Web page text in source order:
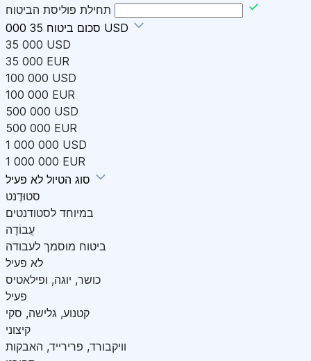
תחילת פוליסת הביטוח
סכום ביטוח 35 000 USD
35 000 USD
35 000 EUR
100 000 USD
100 000 EUR
500 000 USD
500 000 EUR
1 000 000 USD
1 000 000 EUR
סוג הטיול
סטוּדֶנט
במיוחד לסטודנטים
עֲבוֹדָה
ביטוח מוסמך לעבודה
לא פעיל
כושר, יוגה, ופילאטיס
פעיל
קטנוע, גלישה, סקי
קיצוני
וויקבורד, פרירייד, האבקות